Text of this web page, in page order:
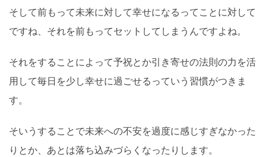
そして前もって未来に対して幸せになるってことに対して
ですね、それを前もってセットしてしまうんですよね。
それをすることによって予祝とか引き寄せの法則の力を活
用して毎日を少し幸せに過ごせるっていう習慣がつきま
す。
そいうすることで未来への不安を過度に感じすぎなかった
りとか、あとは落ち込みづらくなったりします。